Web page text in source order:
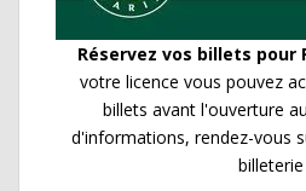
Réservez vos billets pour
votre licence vous pouvez
billets avant l'ouverture
d'informations, rendez-vous
billeterie